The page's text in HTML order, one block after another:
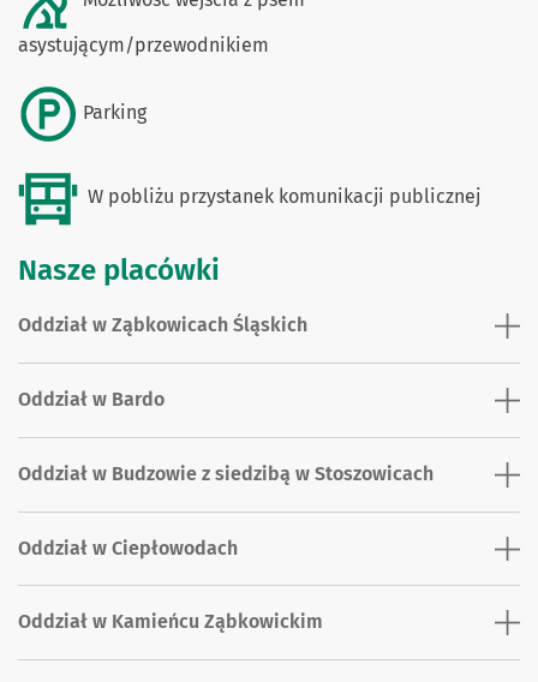
asystującym/przewodnikiem
Parking
W pobliżu przystanek komunikacji publicznej
Nasze placówki
Oddział w Ząbkowicach Śląskich
Oddział w Bardo
Oddział w Budzowie z siedzibą w Stoszowicach
Oddział w Ciepłowodach
Oddział w Kamieńcu Ząbkowickim